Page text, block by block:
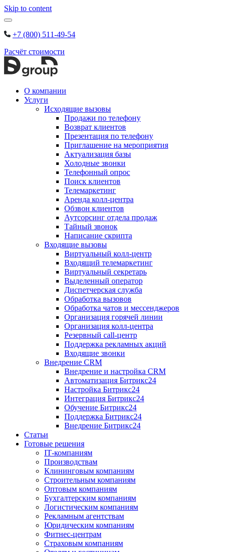
Skip to content
+7 (800) 511-49-54
Расчёт стоимости
О компании
Услуги
Исходящие вызовы
Продажи по телефону
Возврат клиентов
Презентация по телефону
Приглашение на мероприятия
Актуализация базы
Холодные звонки
Телефонный опрос
Поиск клиентов
Телемаркетинг
Аренда колл-центра
Обзвон клиентов
Аутсорсинг отдела продаж
Тайный звонок
Написание скрипта
Входящие вызовы
Виртуальный колл‑центр
Входящий телемаркетинг
Виртуальный секретарь
Выделенный оператор
Диспетчерская служба
Обработка вызовов
Обработка чатов и мессенджеров
Организация горячей линии
Организация колл‑центра
Резервный call‑центр
Поддержка рекламных акций
Входящие звонки
Внедрение CRM
Внедрение и настройка CRM
Автоматизация Битрикс24
Настройка Битрикс24
Интеграция Битрикс24
Обучение Битрикс24
Поддержка Битрикс24
Внедрение Битрикс24
Статьи
Готовые решения
IT‑компаниям
Производствам
Клининговым компаниям
Строительным компаниям
Оптовым компаниям
Бухгалтерским компаниям
Логистическим компаниям
Рекламным агентствам
Юридическим компаниям
Фитнес-центрам
Страховым компаниям